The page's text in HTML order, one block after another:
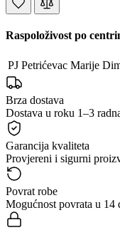
Raspoloživost po
PJ Petrićevac Marije
Brza dostava
Dostava u roku 1–3
Garancija kvaliteta
Provjereni i sigurni
Povrat robe
Mogućnost povrata u 14